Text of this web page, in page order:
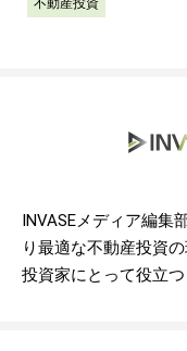
INVASEメディア編集
り最適な不動産投資
投資家にとって役立